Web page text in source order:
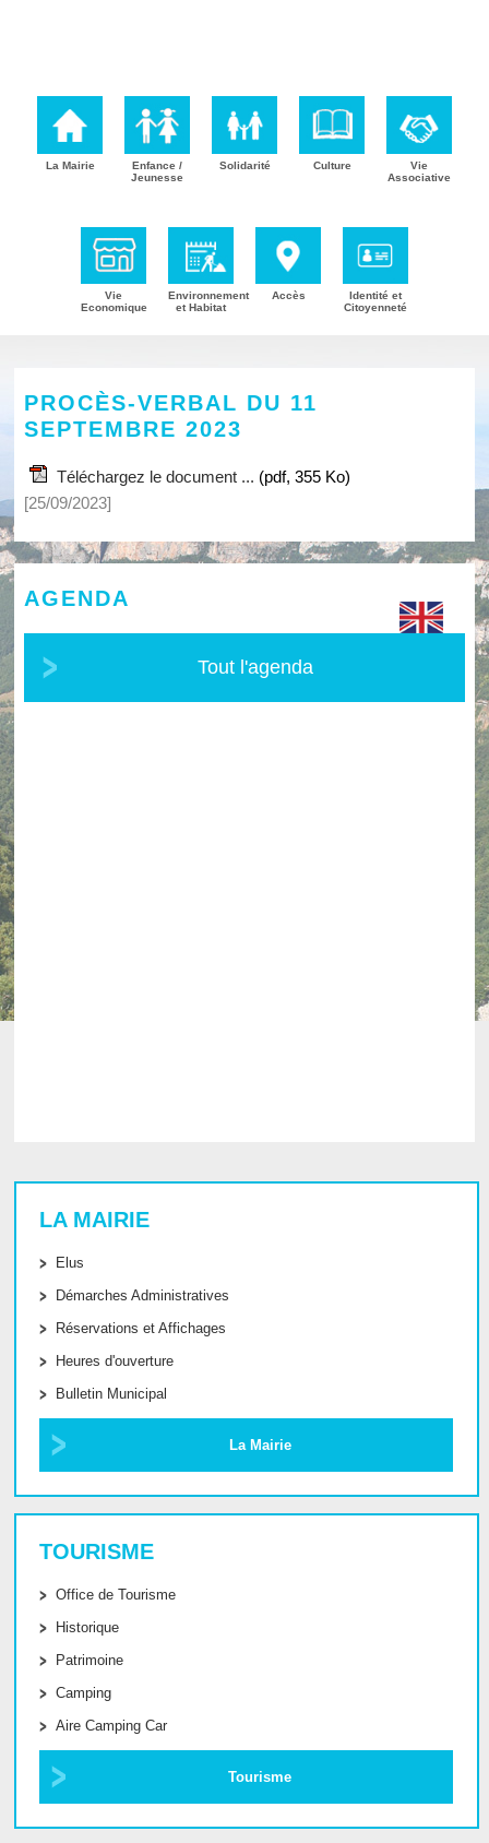
La Mairie
Enfance /
Jeunesse
Solidarité Culture
Vie
Associative
Vie
Economique
Environnement
et Habitat
Accès
Identité et
Citoyenneté
PROCÈS-VERBAL DU 11
SEPTEMBRE 2023
Téléchargez le document ... (pdf, 355 Ko)
[25/09/2023]
AGENDA
Tout l'agenda
LA MAIRIE
Elus
Démarches Administratives
Réservations et Affichages
Heures d'ouverture
Bulletin Municipal
La Mairie
TOURISME
Office de Tourisme
Historique
Patrimoine
Camping
Aire Camping Car
Tourisme